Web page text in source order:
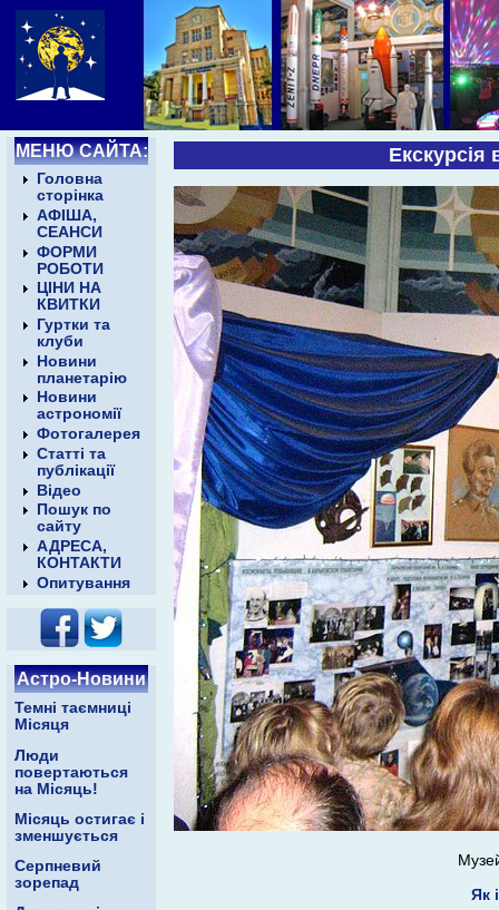
МЕНЮ САЙТА:
Головна
сторінка
АФІША,
СЕАНСИ
ФОРМИ
РОБОТИ
ЦІНИ НА
КВИТКИ
Гуртки та
клуби
Новини
планетарію
Новини
астрономії
Фотогалерея
Статті та
публікації
Відео
Пошук по
сайту
АДРЕСА,
КОНТАКТИ
Опитування
Астро-Новини
Темні таємниці
Місяця
Люди
повертаються
на Місяць!
Місяць остигає і
зменшується
Серпневий
зорепад
Екскурсія
Як